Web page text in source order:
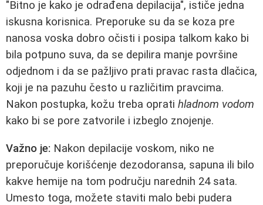
"Bitno je kako je odrađena depilacija", ističe jedna
iskusna korisnica. Preporuke su da se koza pre
nanosa voska dobro očisti i posipa talkom kako bi
bila potpuno suva, da se depilira manje površine
odjednom i da se pažljivo prati pravac rasta dlačica,
koji je na pazuhu često u različitim pravcima.
Nakon postupka, kožu treba oprati hladnom vodom
kako bi se pore zatvorile i izbeglo znojenje.
Važno je: Nakon depilacije voskom, niko ne
preporučuje korišćenje dezodoransa, sapuna ili bilo
kakve hemije na tom području narednih 24 sata.
Umesto toga, možete staviti malo bebi pudera